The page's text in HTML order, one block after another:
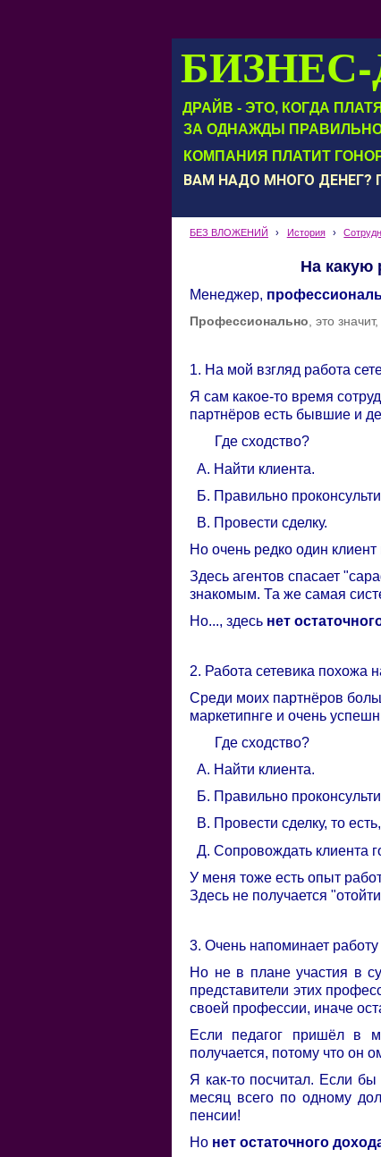
ДРАЙВ - ЭТО, КОГДА
КОМПАНИЯ ПЛАТИТ
ЗА ОДНАЖДЫ
ВАМ НАДО МНОГО
БЕЗ ВЛОЖЕНИЙ › История ›
На какую
Менеджер,
Профессионально , это
1. На мой взгляд работа
Я сам какое-то время
партнёров есть бывшие и
Где сходство?
А. Найти клиента.
Б. Правильно
В. Провести сделку.
Но очень редко один клиент
Здесь агентов спасает
знакомым. Та же самая
Но..., здесь нет
2. Работа сетевика похожа
Среди моих партнёров
маркетипнге и очень
Где сходство?
А. Найти клиента.
Б. Правильно
В. Провести сделку, то
Д. Сопровождать клиента
У меня тоже есть опыт
Здесь не получается
3. Очень напоминает работу
Но не в плане участия в
представители этих
своей профессии, иначе
Если педагог пришёл в
получается, потому что он
Я как-то посчитал. Если
месяц всего по одному
пенсии!
Но нет остаточного